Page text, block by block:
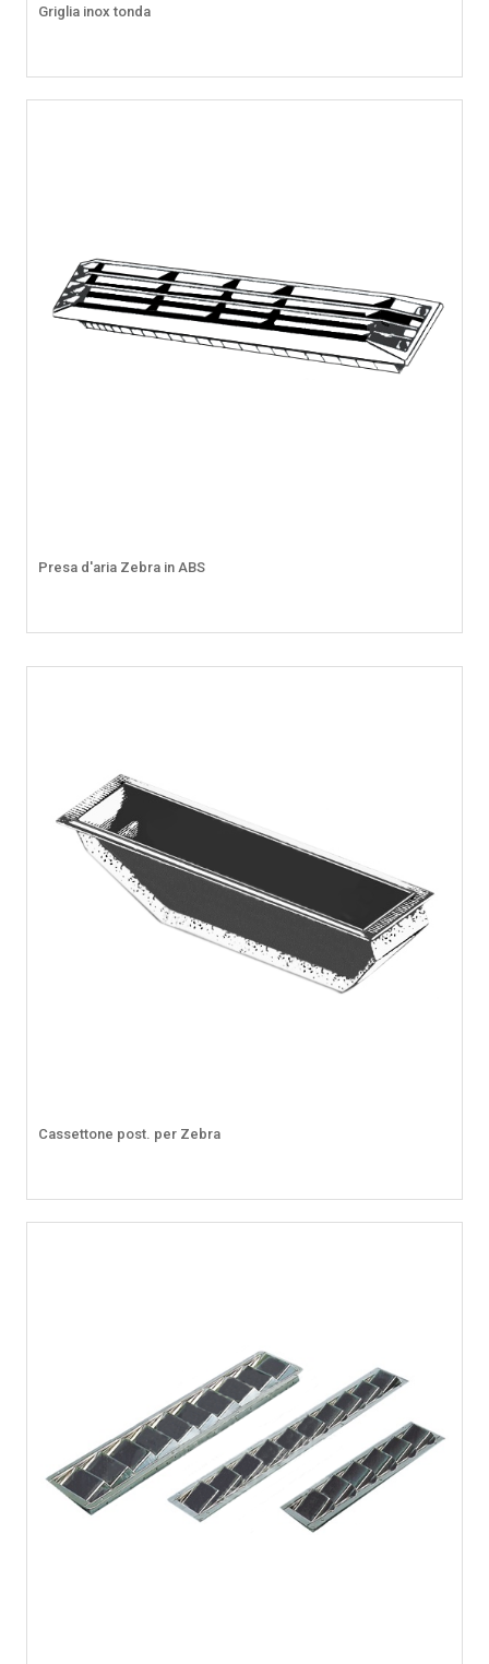
Griglia inox tonda
Presa d'aria Zebra in ABS
Cassettone post. per Zebra